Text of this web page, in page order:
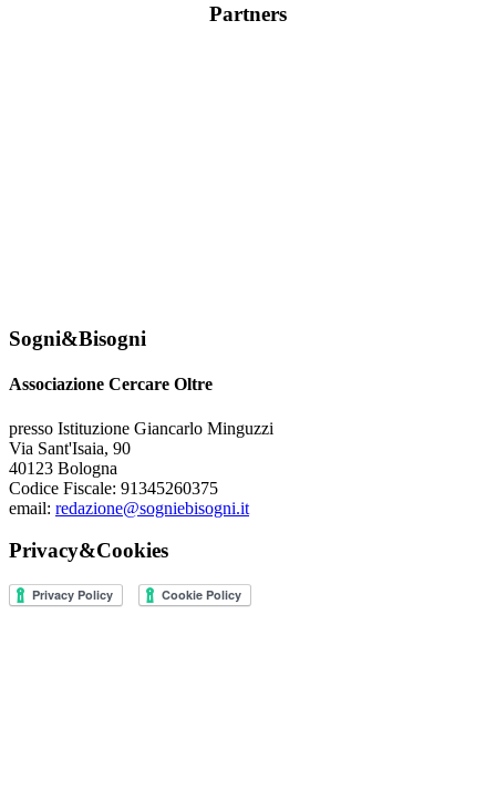
Partners
Sogni&Bisogni
Associazione Cercare Oltre
presso Istituzione Giancarlo Minguzzi
Via Sant'Isaia, 90
40123 Bologna
Codice Fiscale: 91345260375
email: redazione@sogniebisogni.it
Privacy&Cookies